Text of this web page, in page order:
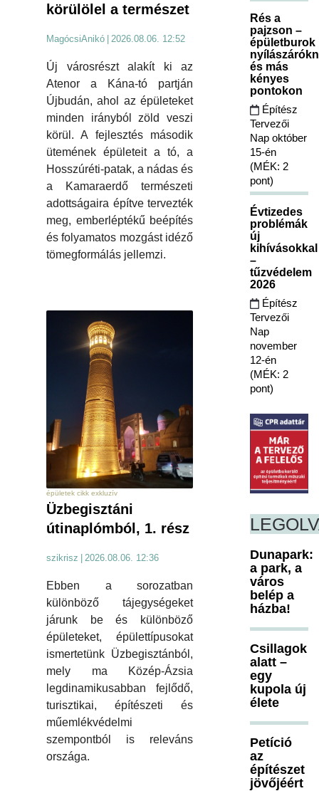
körülölel a természet
MagócsiAnikó | 2026.08.06. 12:52
Új városrészt alakít ki az
Atenor a Kána-tó partján
Újbudán, ahol az épületeket
minden irányból zöld veszi
körül. A fejlesztés második
ütemének épületeit a tó, a
Hosszúréti-patak, a nádas és
a Kamaraerdő természeti
adottságaira építve tervezték
meg, emberléptékű beépítés
és folyamatos mozgást idéző
tömegformálás jellemzi.
épületek cikk exkluzív
Üzbegisztáni
útinaplómból, 1. rész
szikrisz 2026.08.06. 12:36
Ebben a sorozatban
különböző tájegységeket
járunk be és különböző
épületeket, épülettípusokat
ismertetünk Üzbegisztánból,
mely ma Közép-Ázsia
legdinamikusabban fejlődő,
turisztikai, építészeti és
műemlékvédelmi
szempontból is releváns
országa.
Rés a
pajzson –
épületburok
és más
kényes
pontokon
Építész
Tervezői
Nap október
15-én
(MÉK: 2
pont)
Évtizedes
problémák
új
kihívásokkal
–
tűzvédelem
2026
Építész
Tervezői
Nap
november
12-én
(MÉK: 2
pont)
Dunapark:
a park, a
város
belép a
házba!
Csillagok
alatt –
egy
kupola új
élete
Petíció
az
építészet
jövőjéért